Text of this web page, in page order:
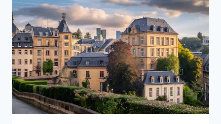
ΠΌΛΗ
ΠΟΥ
ΕΠΙΠΛΈΕΙ
ΣΤΗ
ΜΑΓΕΊΑ